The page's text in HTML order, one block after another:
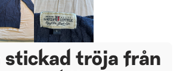
stickad tröja från